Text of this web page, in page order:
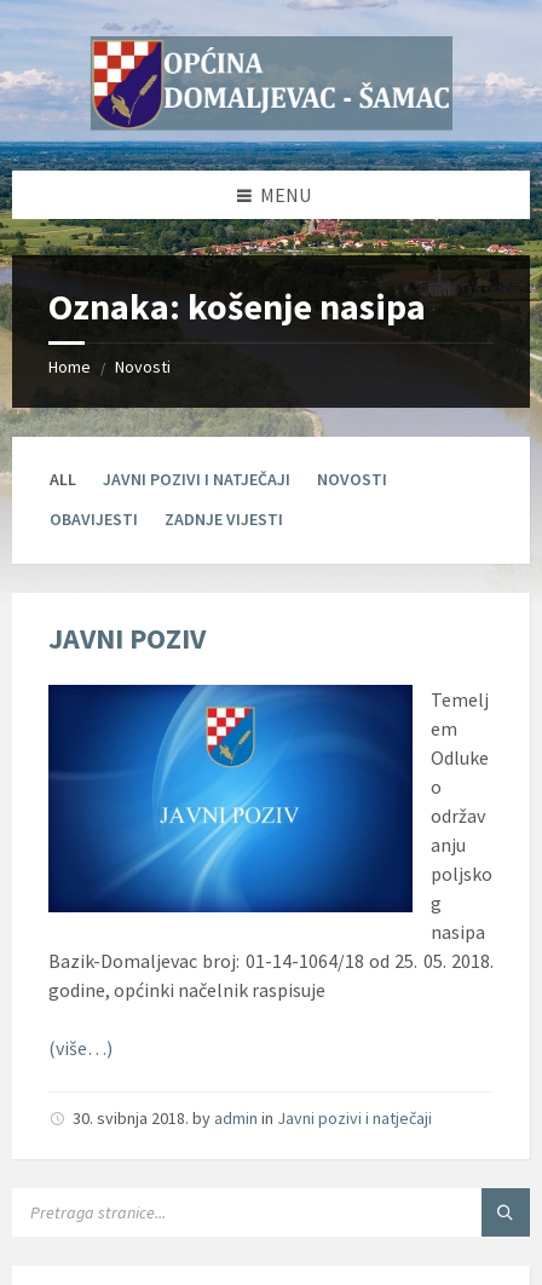
Skip
to
Skip
to
sidebar
Skip
to
sidebar
Skip
to
MENU
Oznaka: košenje nasipa
Home / Novosti
ALL JAVNI POZIVI I NATJEČAJI
NOVOSTI
OBAVIJESTI
ZADNJE VIJESTI
JAVNI POZIV
Temelj
em
Odluke
o
održav
anju
poljsko
g
nasipa
Bazik-Domaljevac broj: 01-14-1064/18 od 25. 05. 2018.
godine, općinki načelnik raspisuje
(više…)
30. svibnja 2018. by admin in Javni pozivi i natječaji